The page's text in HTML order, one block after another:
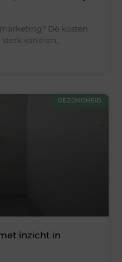
De kosten
variëren,
GEZONDHEID
inzicht in